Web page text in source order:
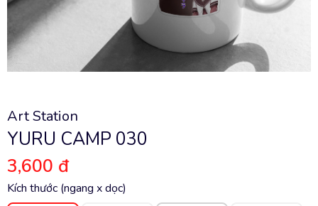
Art Station
YURU CAMP 030
3,600 đ
Kích thước (ngang x dọc)